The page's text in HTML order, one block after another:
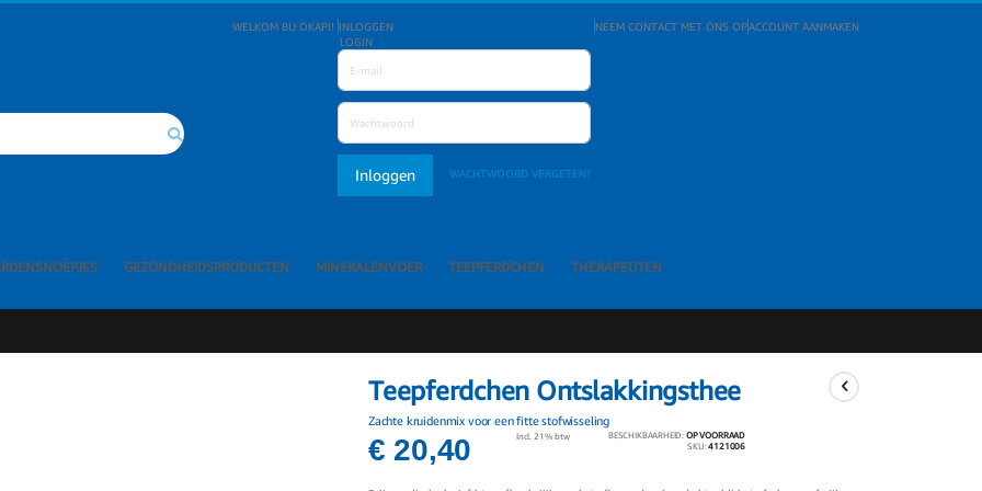
WELKOM BIJ OKAPI! INLOGGEN
LOGIN
Inloggen WACHTWOORD VERGETEN?
NEEM CONTACT MET ONS OPACCOUNT AANMAKEN
GEZONDHEIDSPRODUCTEN MINERALENVOER TEEPFERDCHEN THERAPEUTEN
Teepferdchen Ontslakkingsthee
Zachte kruidenmix voor een fitte stofwisseling
€ 20,40 Incl. 21% btw BESCHIKBAARHEID: OP VOORRAAD
SKU 4121006